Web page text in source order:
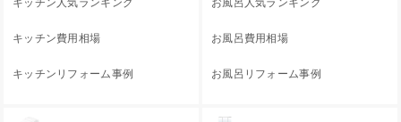
キッチン費用相場
キッチンリフォーム事例
お風呂費用相場
お風呂リフォーム事例